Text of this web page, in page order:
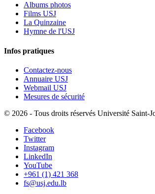
Albums photos
Films USJ
La Quinzaine
Hymne de l'USJ
Infos pratiques
Contactez-nous
Annuaire USJ
Webmail USJ
Mesures de sécurité
© 2026 - Tous droits réservés Université Saint-
Facebook
Twitter
Instagram
LinkedIn
YouTube
+961 (1) 421 368
fs@usj.edu.lb